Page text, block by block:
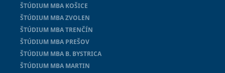
ŠTÚDIUM MBA KOŠICE
ŠTÚDIUM MBA ZVOLEN
ŠTÚDIUM MBA TRENČÍN
ŠTÚDIUM MBA PREŠOV
ŠTÚDIUM MBA B. BYSTRICA
ŠTÚDIUM MBA MARTIN